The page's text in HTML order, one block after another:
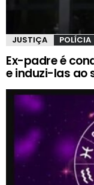
JUSTIÇA POLÍCIA
Ex-padre é
e induzi-las ao